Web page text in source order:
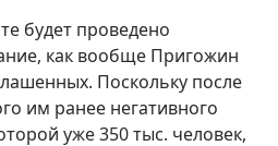
будет проведено
как вообще Пригожин
Поскольку после
им ранее негативного
уже 350 тыс. человек,